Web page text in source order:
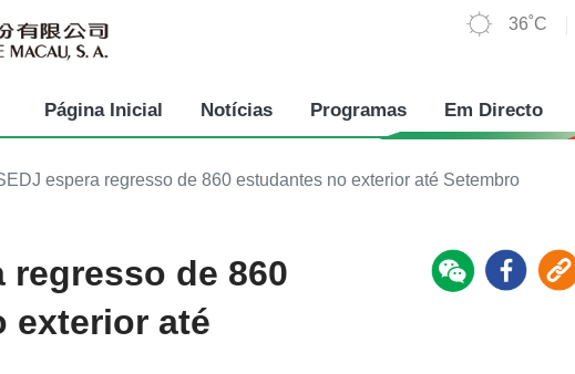
36˚C
Página Inicial Notícias Programas Em Directo
espera regresso de 860 estudantes no exterior até Setembro
regresso de 860
exterior até